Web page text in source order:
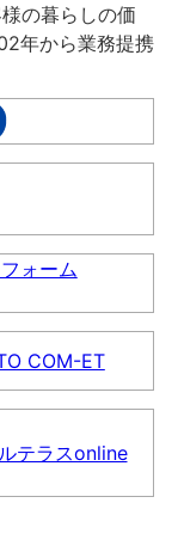
の暮らしの価
年から業務提携